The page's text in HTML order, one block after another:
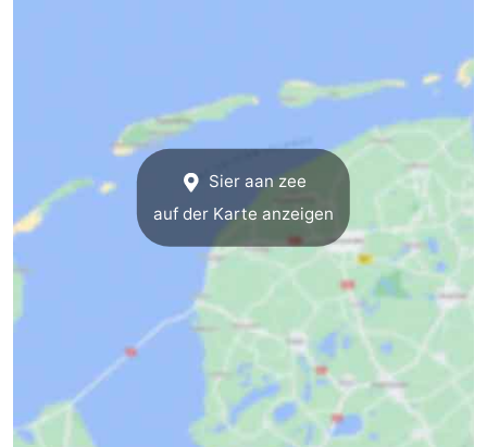
Aussichtspunkte
Rundfahrten
-
Minigolfplätze
Führungen
Sier aan zee
auf der Karte anzeigen